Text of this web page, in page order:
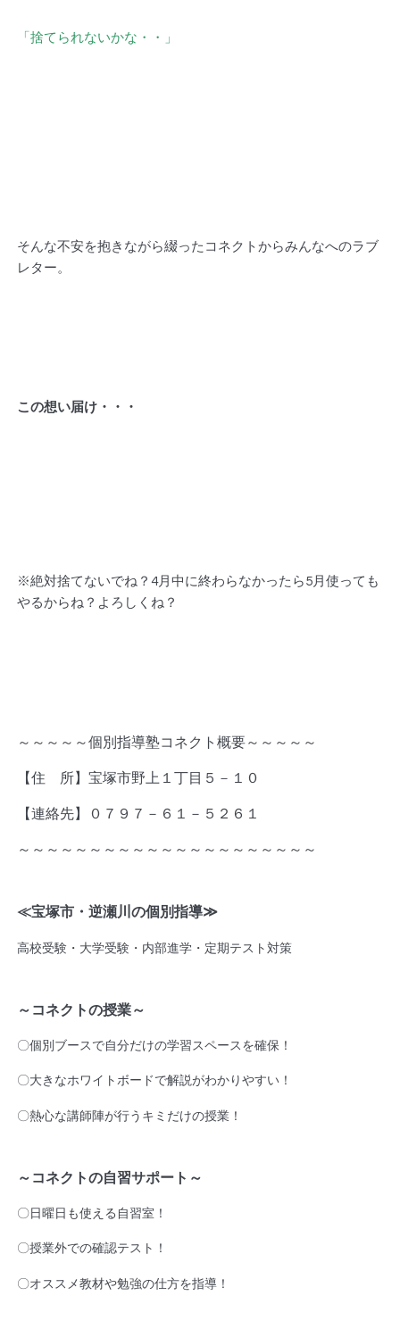
「捨てられないかな・・」
そんな不安を抱きながら綴ったコネクトからみんなへのラブ
レター。
この想い届け・・・
※絶対捨てないでね？4月中に終わらなかったら5月使っても
やるからね？よろしくね？
～～～～～個別指導塾コネクト概要～～～～～
【住 所】宝塚市野上１丁目５－１０
【連絡先】０７９７－６１－５２６１
～～～～～～～～～～～～～～～～～～～～～
≪宝塚市・逆瀬川の個別指導≫
高校受験・大学受験・内部進学・定期テスト対策
～コネクトの授業～
〇個別ブースで自分だけの学習スペースを確保！
〇大きなホワイトボードで解説がわかりやすい！
〇熱心な講師陣が行うキミだけの授業！
～コネクトの自習サポート～
〇日曜日も使える自習室！
〇授業外での確認テスト！
〇オススメ教材や勉強の仕方を指導！